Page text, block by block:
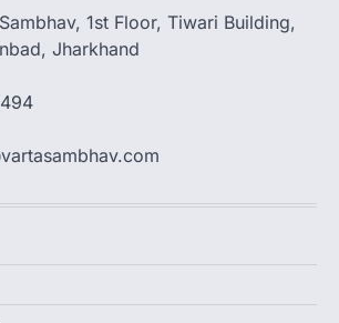
1st Floor, Tiwari Building,
Jharkhand